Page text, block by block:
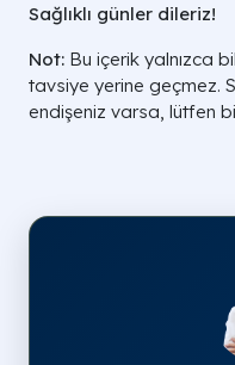
Sağlıklı günler dileriz!
Not: Bu içerik yalnızca
tavsiye yerine geçmez.
endişeniz varsa, lütfen